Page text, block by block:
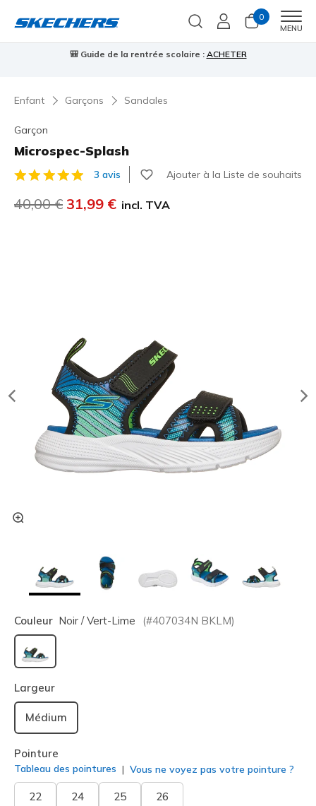
0
MENU
Skechers VIP :retours sous 45 jours pour les membres
Enfant Garçons Sandales
Garçon
Microspec-Splash
Évaluation client 5 sur 5
3 avis Ajouter à la Liste de souhaits
Prix réduit de
40,00 € à
31,99 € incl. TVA
Couleur Noir / Vert-Lime (#407034N BKLM)
sélectionné
Largeur
Médium
Pointure
Tableau des pointures Vous ne voyez pas votre pointure ?
22 24 25 26